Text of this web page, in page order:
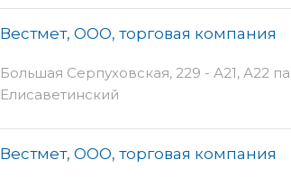
Вестмет, ООО, торговая компания
Большая Серпуховская, 229 - А21, А22
Елисаветинский
Вестмет, ООО, торговая компания